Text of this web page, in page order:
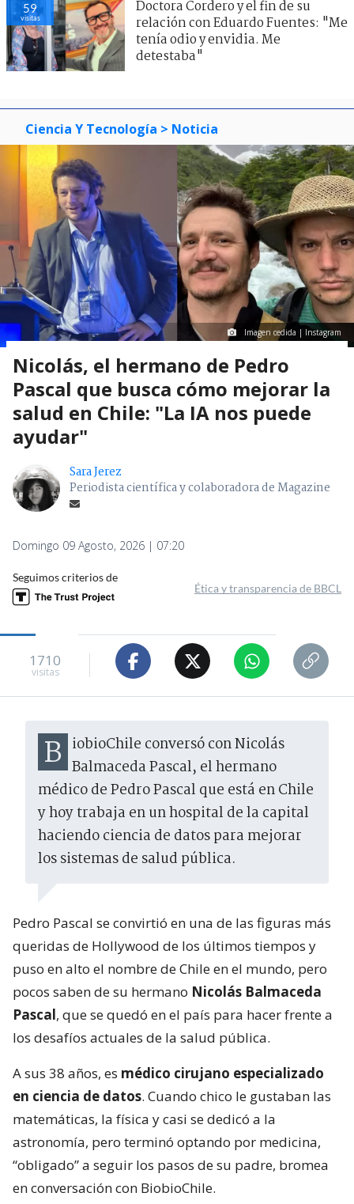
59
visitas
Doctora Cordero y el fin de su
relación con Eduardo Fuentes: "Me
tenía odio y envidia. Me
detestaba"
Ciencia Y Tecnología > Noticia
Imagen cedida | Instagram
Nicolás, el hermano de Pedro
Pascal que busca cómo mejorar la
salud en Chile: "La IA nos puede
ayudar"
Sara Jerez
Periodista científica y colaboradora de Magazine
Domingo 09 Agosto, 2026 | 07:20
Seguimos criterios de
Ética y transparencia de BBCL
1710
visitas
BiobioChile conversó con Nicolás Balmaceda Pascal, el hermano
médico de Pedro Pascal que está en Chile
y hoy trabaja en un hospital de la capital
haciendo ciencia de datos para mejorar
los sistemas de salud pública.
Pedro Pascal se convirtió en una de las figuras más
queridas de Hollywood de los últimos tiempos y
puso en alto el nombre de Chile en el mundo, pero
pocos saben de su hermano Nicolás Balmaceda
Pascal, que se quedó en el país para hacer frente a
los desafíos actuales de la salud pública.
A sus 38 años, es médico cirujano especializado
en ciencia de datos. Cuando chico le gustaban las
matemáticas, la física y casi se dedicó a la
astronomía, pero terminó optando por medicina,
“obligado” a seguir los pasos de su padre, bromea
en conversación con BiobioChile.